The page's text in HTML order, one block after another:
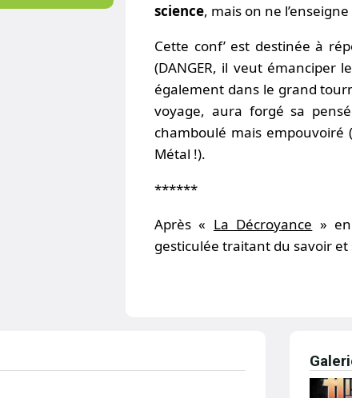
science, mais on ne l’enseigne
Cette conf’ est destinée à
(DANGER, il veut émanciper
également dans le grand
voyage, aura forgé sa
chamboulé mais
Métal !).
******
Après « La Décroyance »
gesticulée traitant du savoir